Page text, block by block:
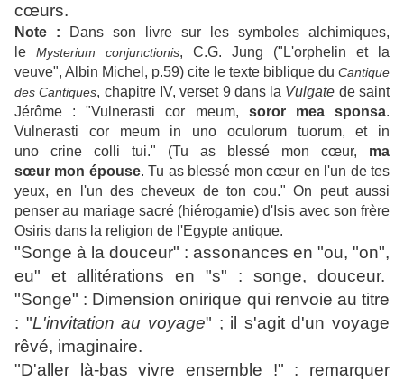
cœurs.
Note : Dans son livre sur les symboles alchimiques,
le Mysterium conjunctionis, C.G. Jung ("L'orphelin et la
veuve", Albin Michel, p.59) cite le texte biblique du Cantique
des Cantiques, chapitre IV, verset 9 dans la Vulgate de saint
Jérôme : "Vulnerasti cor meum, soror mea sponsa.
Vulnerasti cor meum in uno oculorum tuorum, et in
uno crine colli tui." (Tu as blessé mon cœur, ma
sœur mon épouse. Tu as blessé moncœur en l'un de tes
yeux, en l'un des cheveux de ton cou." On peut aussi
penser au mariage sacré (hiérogamie) d'Isis avec son frère
Osiris dans la religion de l'Egypte antique.
"Songe à la douceur" : assonances en "ou, "on",
eu" et allitérations en "s" : songe, douceur.
"Songe" : Dimension onirique qui renvoie au titre
: "L'invitation au voyage" ; il s'agit d'un voyage
rêvé, imaginaire.
"D'aller là-bas vivre ensemble !" : remarquer